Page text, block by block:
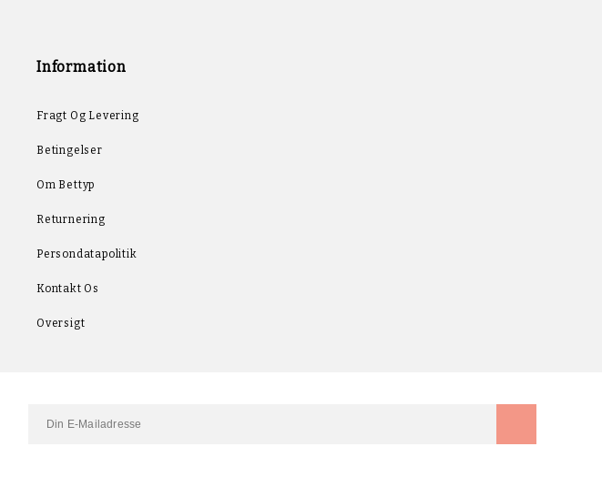
Information
Fragt Og Levering
Betingelser
Om Bettyp
Returnering
Persondatapolitik
Kontakt Os
Oversigt